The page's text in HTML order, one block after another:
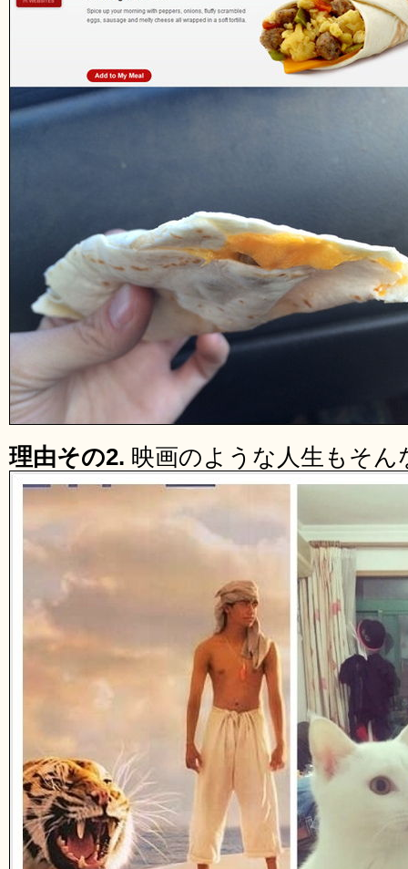
理由その2. 映画のような人生もそ